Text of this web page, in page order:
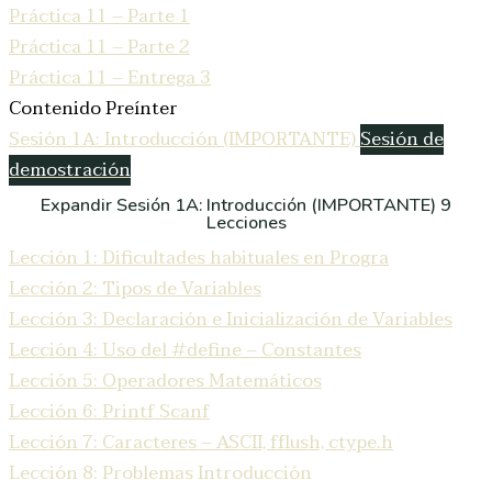
Práctica 11 – Parte 1
Práctica 11 – Parte 2
Práctica 11 – Entrega 3
Contenido Preínter
Sesión 1A: Introducción (IMPORTANTE)Sesión de
demostración
Expandir Sesión 1A: Introducción (IMPORTANTE) 9
Lecciones
Lección 1: Dificultades habituales en Progra
Lección 2: Tipos de Variables
Lección 3: Declaración e Inicialización de Variables
Lección 4: Uso del #define – Constantes
Lección 5: Operadores Matemáticos
Lección 6: Printf Scanf
Lección 7: Caracteres – ASCII, fflush, ctype.h
Lección 8: Problemas Introducción